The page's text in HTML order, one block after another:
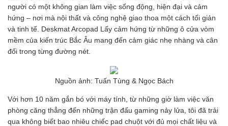
người có một không gian làm việc sống động, hiện đại và cảm
hứng – nơi mà nội thất và công nghệ giao thoa một cách tối giản
và tinh tế. Deskmat Arcopad Lấy cảm hứng từ những ô cửa vòm
mềm của kiến trúc Bắc Âu mang đến cảm giác nhẹ nhàng và cân
đối trong từng đường nét.
Nguồn ảnh: Tuấn Tùng & Ngọc Bách
Với hơn 10 năm gắn bó với máy tính, từ những giờ làm việc văn
phòng căng thẳng đến những trận đấu gaming nảy lửa, tôi đã trải
qua không biết bao nhiêu chiếc pad chuột với đủ mọi chất liệu và